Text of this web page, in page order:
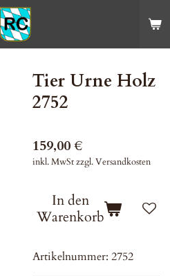
Tier Urne Holz
2752
159,00 €
inkl. MwSt zzgl. Versandkosten
In den
Warenkorb
Artikelnummer: 2752